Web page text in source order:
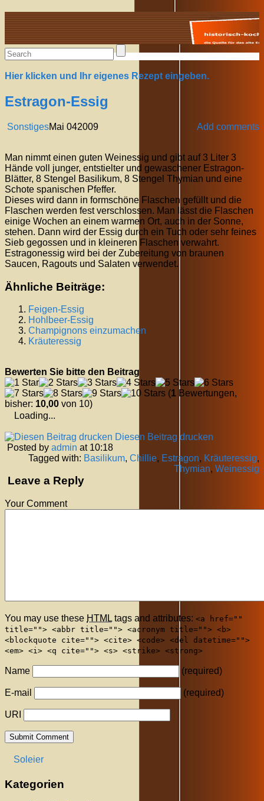
Alte Rezepte online
Hier klicken und Ihr eigenes Rezept eingeben.
Estragon-Essig
Sonstiges Add comments
Mai 042009
Man nimmt einen guten Weinessig und gibt auf 3 Liter 3
Hände voll junger, entstielter und gewaschener Estragon-
Blätter, 8 Stengel Basilikum, 8 Stengel Thymian und eine
Schote spanischen Pfeffer.
Dieses wird dann in formschöne Flaschen gefüllt und die
Flaschen werden fest verschlossen. Man lässt die Flaschen
einige Wochen an einem warmen Ort, auch in der Sonne,
stehen. Dann wird der Essig durch ein Tuch oder sehr feines
Sieb gegossen und in kleineren Flaschen verwahrt.
Estragonessig wird bei der Zubereitung von braunen
Saucen, Ragouts und Salaten verwendet.
Ähnliche Beiträge:
Feigen-Essig
Hohlbeer-Essig
Champignons einzumachen
Kräuteressig
Bewerten Sie bitte den Beitrag
(1 Bewertungen,
bisher: 10,00 von 10)
Loading...
Diesen Beitrag drucken
Posted by admin at 10:18
Tagged with: Basilikum, Chillie, Estragon, Kräuteressig,
Thymian, Weinessig
Leave a Reply
Your Comment
You may use these HTML tags and attributes: <a href=""
title=""> <abbr title=""> <acronym title=""> <b>
<blockquote cite=""> <cite> <code> <del datetime="">
<em> <i> <q cite=""> <s> <strike> <strong>
Name (required)
E-mail (required)
URI
Soleier
Kategorien